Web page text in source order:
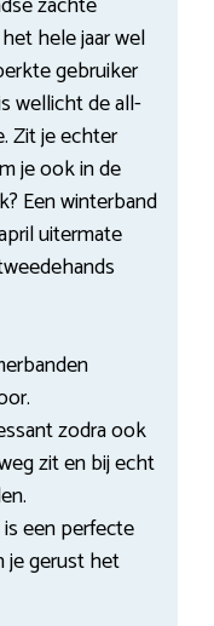
hele jaar wel
gebruiker
wellicht de all-
Zit je echter
je ook in de
Een winterband
uitermate
zodra ook
zit en bij echt
een perfecte
je gerust het